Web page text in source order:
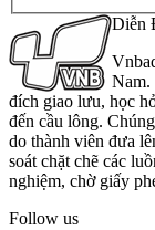
Diễn
Nam.
đích giao lưu, học
đến cầu lông.
do thành viên đưa
soát chặt chẽ các
nghiệm, chờ giấy
Follow us